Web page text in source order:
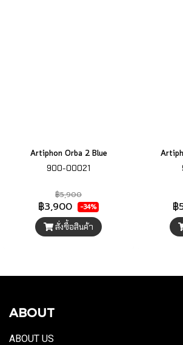
Artiphon Orba 2 Blue
900-00021
฿5,900
฿3,900 -34%
สั่งซื้อสินค้า
฿
ABOUT
ABOUT US